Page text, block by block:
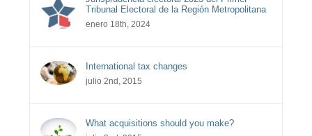
Tribunal Electoral de la Región Metropolitana
enero 18th, 2024
International tax changes
julio 2nd, 2015
What acquisitions should you make?